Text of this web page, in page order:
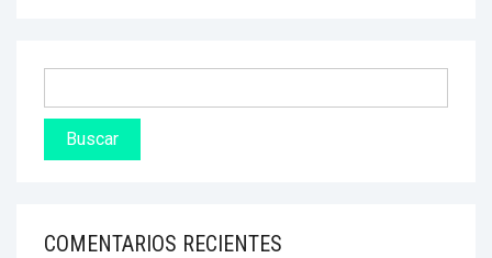
COMENTARIOS RECIENTES